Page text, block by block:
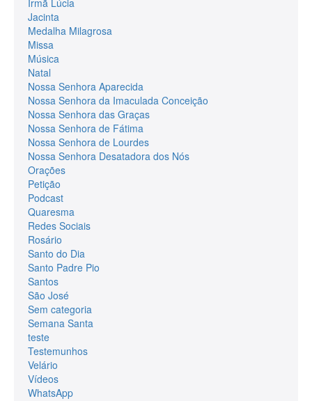
Irmã Lúcia
Jacinta
Medalha Milagrosa
Missa
Música
Natal
Nossa Senhora Aparecida
Nossa Senhora da Imaculada Conceição
Nossa Senhora das Graças
Nossa Senhora de Fátima
Nossa Senhora de Lourdes
Nossa Senhora Desatadora dos Nós
Orações
Petição
Podcast
Quaresma
Redes Sociais
Rosário
Santo do Dia
Santo Padre Pio
Santos
São José
Sem categoria
Semana Santa
teste
Testemunhos
Velário
Vídeos
WhatsApp